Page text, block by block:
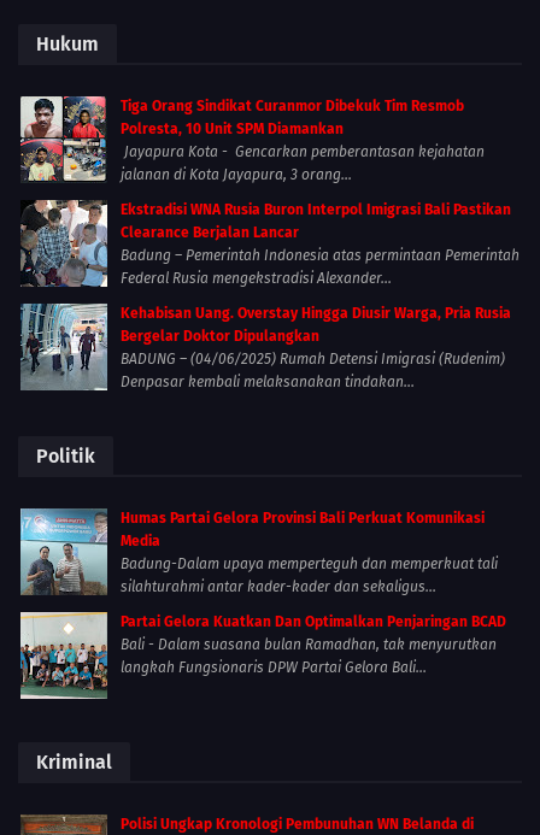
Hukum
Tiga Orang Sindikat Curanmor Dibekuk Tim Resmob
Polresta, 10 Unit SPM Diamankan
Jayapura Kota - Gencarkan pemberantasan kejahatan
jalanan di Kota Jayapura, 3 orang...
Ekstradisi WNA Rusia Buron Interpol Imigrasi Bali Pastikan
Clearance Berjalan Lancar
Badung – Pemerintah Indonesia atas permintaan Pemerintah
Federal Rusia mengekstradisi Alexander...
Kehabisan Uang. Overstay Hingga Diusir Warga, Pria Rusia
Bergelar Doktor Dipulangkan
BADUNG – (04/06/2025) Rumah Detensi Imigrasi (Rudenim)
Denpasar kembali melaksanakan tindakan...
Politik
Humas Partai Gelora Provinsi Bali Perkuat Komunikasi
Media
Badung-Dalam upaya memperteguh dan memperkuat tali
silahturahmi antar kader-kader dan sekaligus...
Partai Gelora Kuatkan Dan Optimalkan Penjaringan BCAD
Bali - Dalam suasana bulan Ramadhan, tak menyurutkan
langkah Fungsionaris DPW Partai Gelora Bali...
Kriminal
Polisi Ungkap Kronologi Pembunuhan WN Belanda di